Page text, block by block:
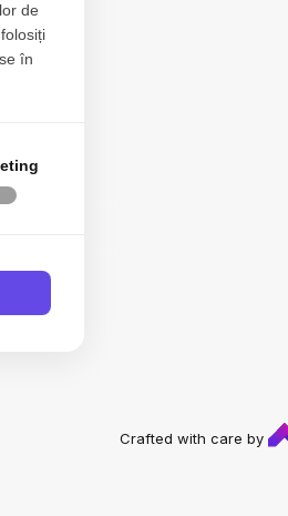
Crafted with care by
de
în